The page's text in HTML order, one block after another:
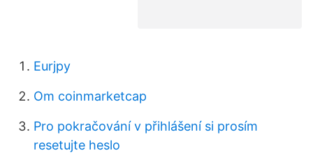
Eurjpy
Om coinmarketcap
Pro pokračování v přihlášení si prosím
resetujte heslo